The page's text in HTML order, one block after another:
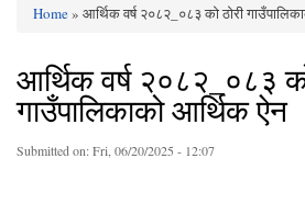
Home» आर्थिक वर्ष २०८२_०८३ को ठोरी
आर्थिक वर्ष २०८२_०८३
गाउँपालिकाको आर्थिक ऐन
Submitted on:Fri, 06/20/2025 - 12:07